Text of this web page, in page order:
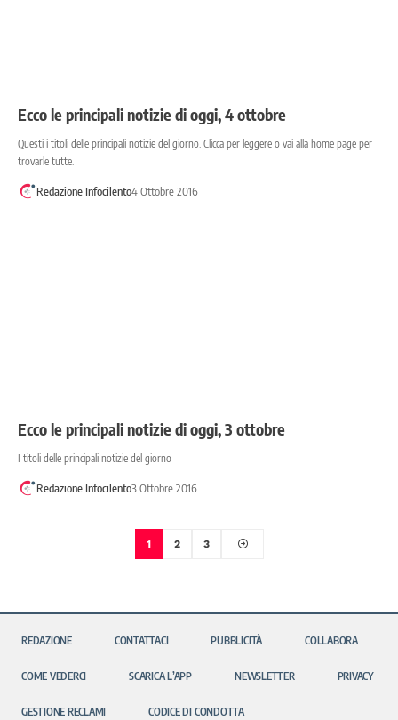
Ecco le principali notizie di oggi, 4 ottobre
Questi i titoli delle principali notizie del giorno. Clicca per leggere o vai alla home page per
trovarle tutte.
Redazione Infocilento4 Ottobre 2016
Ecco le principali notizie di oggi, 3 ottobre
I titoli delle principali notizie del giorno
Redazione Infocilento3 Ottobre 2016
1 2 3
REDAZIONE CONTATTACI PUBBLICITÀ COLLABORA
COME VEDERCI SCARICA L’APP NEWSLETTER PRIVACY
GESTIONE RECLAMI CODICE DI CONDOTTA